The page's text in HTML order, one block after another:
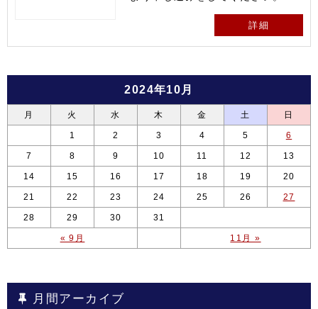
詳細
2024年10月
月 火 水 木 金 土 日
« 9月 11月 »
1 2 3 4 5 6
7 8 9 10 11 12 13
14 15 16 17 18 19 20
21 22 23 24 25 26 27
28 29 30 31
月間アーカイブ